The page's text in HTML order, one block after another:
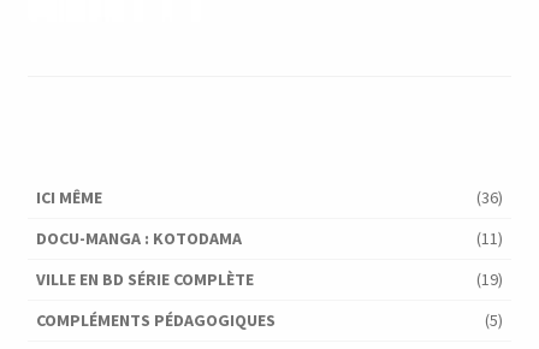
ICI MÊME
(36)
DOCU-MANGA : KOTODAMA
(11)
VILLE EN BD SÉRIE COMPLÈTE
(19)
COMPLÉMENTS PÉDAGOGIQUES
(5)